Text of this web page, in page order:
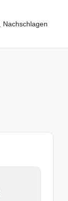
Nachschlagen